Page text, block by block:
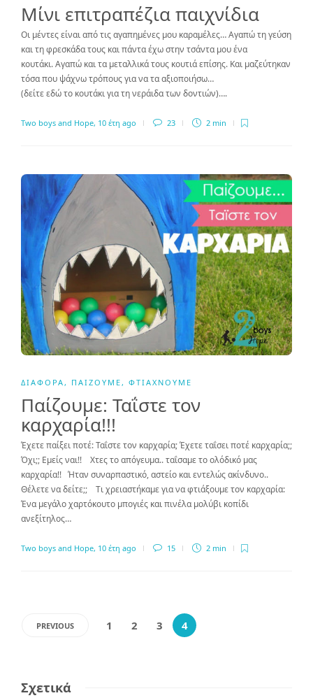
Μίνι επιτραπέζια παιχνίδια
Οι μέντες είναι από τις αγαπημένες μου καραμέλες… Αγαπώ τη γεύση
και τη φρεσκάδα τους και πάντα έχω στην τσάντα μου ένα
κουτάκι. Αγαπώ και τα μεταλλικά τους κουτιά επίσης. Και μαζεύτηκαν
τόσα που ψάχνω τρόπους για να τα αξιοποιήσω…
(δείτε εδώ το κουτάκι για τη νεράιδα των δοντιών)….
Two boys and Hope, 10 έτη ago 23 2 min
ΔΙΆΦΟΡΑ , ΠΑΊΖΟΥΜΕ , ΦΤΙΆΧΝΟΥΜΕ
Παίζουμε: Ταΐστε τον
καρχαρία!!!
Έχετε παίξει ποτέ: Ταΐστε τον καρχαρία; Έχετε ταΐσει ποτέ καρχαρία;;
Όχι;; Εμείς ναι!! Χτες το απόγευμα.. ταΐσαμε το ολόδικό μας
καρχαρία!! Ήταν συναρπαστικό, αστείο και εντελώς ακίνδυνο..
Θέλετε να δείτε;; Τι χρειαστήκαμε για να φτιάξουμε τον καρχαρία:
Ένα μεγάλο χαρτόκουτο μπογιές και πινέλα μολύβι κοπίδι
ανεξίτηλος…
Two boys and Hope, 10 έτη ago 15 2 min
PREVIOUS 1 2 3 4
Σχετικά